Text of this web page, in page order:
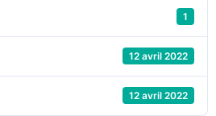
1
12 avril 2022
12 avril 2022